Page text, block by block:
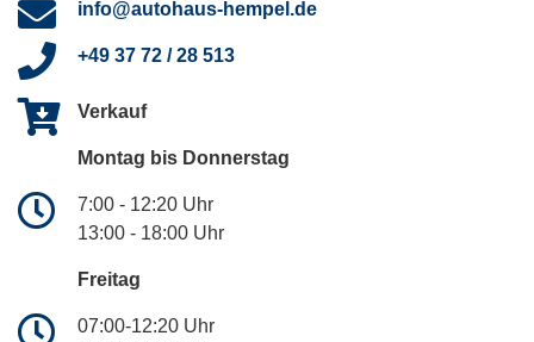
info@autohaus-hempel.de
+49 37 72 / 28 513
Verkauf
Montag bis Donnerstag
7:00 - 12:20 Uhr
13:00 - 18:00 Uhr
Freitag
07:00-12:20 Uhr